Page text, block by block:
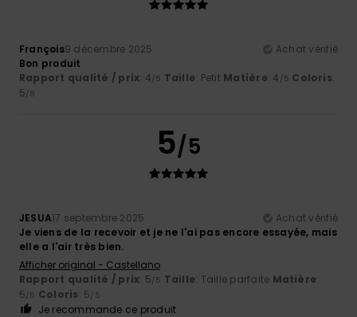
François9 décembre 2025
Achat vérifié
Bon produit
Rapport qualité / prix: 4/5 Taille: Petit Matière: 4 /5 Coloris:
5/5
5/5
JESUA17 septembre 2025
Achat vérifié
Je viens de la recevoir et je ne l'ai pas encore essayée, mais
elle a l'air très bien.
Afficher original - Castellano
Rapport qualité / prix: 5/5 Taille: Taille parfaite Matière:
5/5 Coloris: 5/5
Je recommande ce produit